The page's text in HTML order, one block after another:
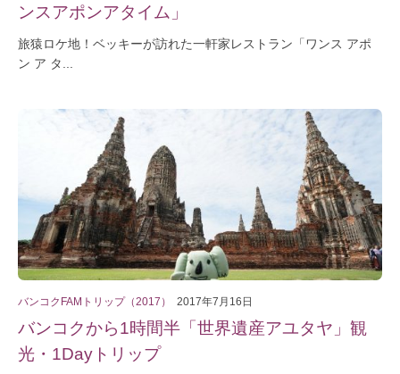
ンスアポンアタイム」
旅猿ロケ地！ベッキーが訪れた一軒家レストラン「ワンス アポ
ン ア タ...
バンコクFAMトリップ（2017） 2017年7月16日
バンコクから1時間半「世界遺産アユタヤ」観
光・1Dayトリップ